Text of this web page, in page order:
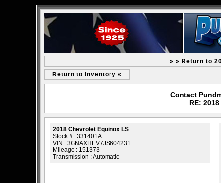
» » Return to
Return to Inventory «
Contact
RE:
2018 Chevrolet Equinox LS
Stock # : 331401A
VIN : 3GNAXHEV7JS604231
Mileage : 151373
Transmission : Automatic